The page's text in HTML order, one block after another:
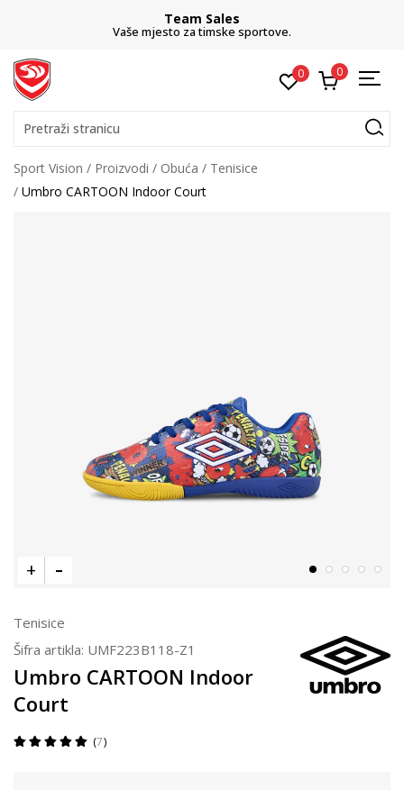
Team Sales
Vaše mjesto za timske sportove.
0 0
Pretraži stranicu
Sport Vision Proizvodi Obuća
Tenisice
Umbro CARTOON Indoor Court
Tenisice
Šifra artikla: UMF223B118-Z1
Umbro CARTOON Indoor
Court
7